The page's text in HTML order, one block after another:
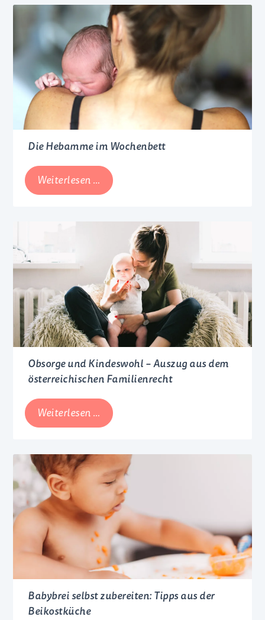
Die Hebamme im Wochenbett
Weiterlesen … Die
Hebamme
Wochenbett
Obsorge und Kindeswohl – Auszug aus dem
österreichischen Familienrecht
Weiterlesen … Obsorge
und
Auszug
aus
dem
österreichischen
Familienrecht
Babybrei selbst zubereiten: Tipps aus der
Beikostküche